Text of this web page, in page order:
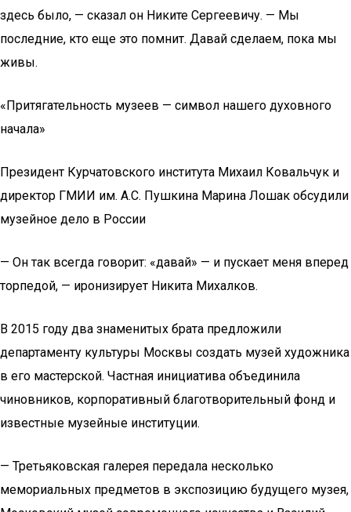
здесь было, — сказал он Никите Сергеевичу. — Мы
последние, кто еще это помнит. Давай сделаем, пока мы
живы.
«Притягательность музеев — символ нашего духовного
начала»
Президент Курчатовского института Михаил Ковальчук и
директор ГМИИ им. А.С. Пушкина Марина Лошак обсудили
музейное дело в России
— Он так всегда говорит: «давай» — и пускает меня вперед
торпедой, — иронизирует Никита Михалков.
В 2015 году два знаменитых брата предложили
департаменту культуры Москвы создать музей художника
в его мастерской. Частная инициатива объединила
чиновников, корпоративный благотворительный фонд и
известные музейные институции.
— Третьяковская галерея передала несколько
мемориальных предметов в экспозицию будущего музея,